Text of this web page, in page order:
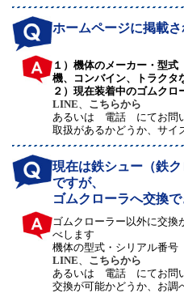
ホームページに掲載
１）機体のメーカー・型
機、コンバイン、トラクタ
２）現在装着中のゴムクロ
LINE
こちらから
あるいは 電話 にてお問
取扱があるかどうか、サイ
現在は鉄シュー（鉄
ですが、
ゴムクローラへ交換
ゴムクローラー以外に交換
べします
機体の型式・シリアル番
LINE
こちらから
あるいは 電話 にてお問
交換が可能かどうか、お調